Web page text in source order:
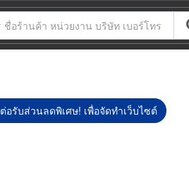
รับส่วนลดพิเศษ! เพื่อจัดทำเว็บไซต์